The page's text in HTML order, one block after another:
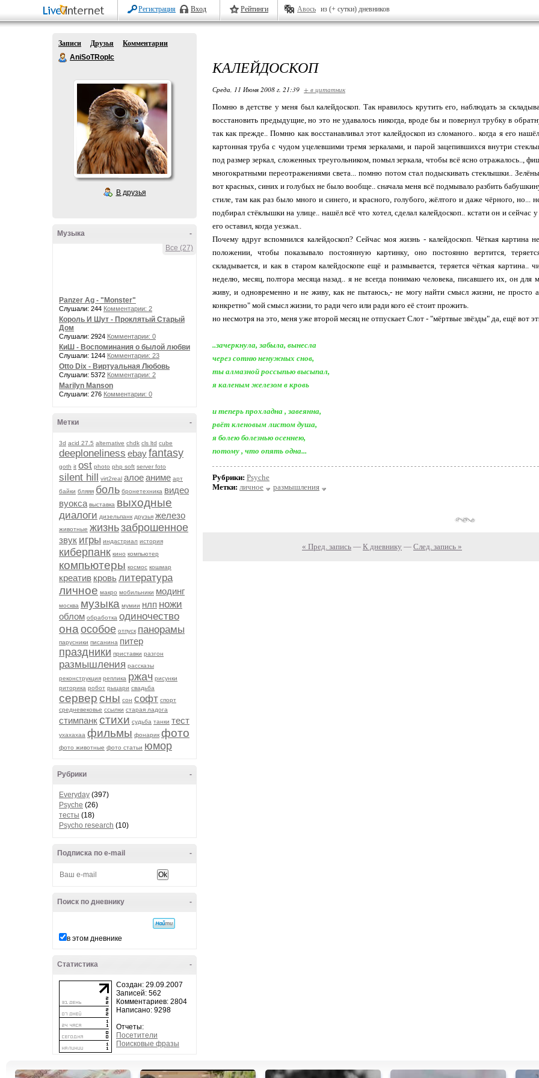
Регистрация Вход Рейтинги Авось из (+ сутки) дневников
Записи Друзья
Комментарии
AniSoTRopIc
В друзья
-
Музыка
Все (27)
Panzer Ag - "Monster"
Слушали: 244 Комментарии: 2
Король И Шут - Проклятый Старый
Дом
Слушали: 2924 Комментарии: 0
КиШ - Воспоминания о былой любви
Слушали: 1244 Комментарии: 23
Otto Dix - Виртуальная Любовь
Слушали: 5372 Комментарии: 2
Marilyn Manson
Слушали: 276 Комментарии: 0
-
Метки
3d acid 27.5 alternative chdk cls ltd cube
deeploneliness ebayfantasy
goth it ost photo php soft server foto
silent hill virt2real алоеаниме арт
байки бляяя боль бронетехника видео
вуокса выставка выходные
диалоги дизельпанк друзья железо
животные жизньзаброшенное
звук игры индастриал история
киберпанк кино компьютер
компьютеры космос кошмар
креатив кровьлитература
личное макро мобильники модинг
москва музыка мумии нлп ножи
облом обработка одиночество
она особое отпуск панорамы
парусники писанина питер
праздники приставки разгон
размышления рассказы
реконструкция реплика ржач рисунки
риторика робот рыцари свадьба
серверсны сон софт спорт
средневековье ссылки старая ладога
стимпанкстихи судьба танки тест
ухахахаа фильмы фонарик фото
фото животные фото статьи юмор
-
Рубрики
Everyday (397)
Psyche (26)
тесты (18)
Psycho research (10)
-
Подписка по e-mail
-
Поиск по дневнику
в этом дневнике
-
Статистика
Создан: 29.09.2007
Записей: 562
Комментариев: 2804
Написано: 9298
Отчеты:
Посетители
Поисковые фразы
КАЛЕЙДОСКОП
Среда, 11 Июня 2008 г. 21:39 + в цитатник
Помню в детстве у меня был калейдоскоп. Так нравилось крутить его, наблюдать за
восстановить предыдущие, но это не удавалось никогда, вроде бы и повернул трубку в
так как прежде.. Помню как восстанавливал этот калейдоскоп из сломаного.. когда я его
картонная труба с чудом уцелевшими тремя зеркалами, и парой зацепившихся внутри
под размер зеркал, сложенных треугольником, помыл зеркала, чтобы всё ясно отражалось..,
многократными переотражениями света... помню потом стал подыскивать стеклышки..
вот красных, синих и голубых не было вообще.. сначала меня всё подмывало разбить
стиле, там как раз было много и синего, и красного, голубого, жёлтого и даже чёрного, но...
подбирал стёклышки на улице.. нашёл всё что хотел, сделал калейдоскоп.. кстати он и
его оставил, когда уезжал..
Почему вдруг вспомнился калейдоскоп? Сейчас моя жизнь - калейдоскоп. Чёткая картина
положении, чтобы показывало постоянную картинку, оно постоянно вертится,
складывается, и как в старом калейдоскопе ещё и размывается, теряется чёткая
неделю, месяц, полтора месяца назад.. я не всегда понимаю человека, писавшего их, он
живу, и одновременно и не живу, как не пытаюсь,- не могу найти смысл жизни, не просто
конкретно" мой смысл жизни, то ради чего или ради кого её стоит прожить.
но несмотря на это, меня уже второй месяц не отпускает Слот - "мёртвые звёзды" да, ещё вот
..зачеркнула, забыла, вынесла
через сотню ненужных снов,
ты алмазной россыпью высыпал,
я каленым железом в кровь
и теперь прохладна , завеянна,
рвёт кленовым листом душа,
я болею болезнью осеннею,
потому , что опять одна...
Рубрики: Psyche
Метки: личное размышления
« Пред. запись — К дневнику — След. запись »